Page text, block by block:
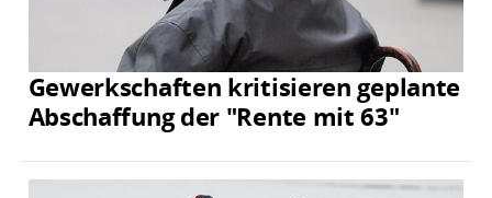
Gewerkschaften kritisieren geplante
Abschaffung der "Rente mit 63"